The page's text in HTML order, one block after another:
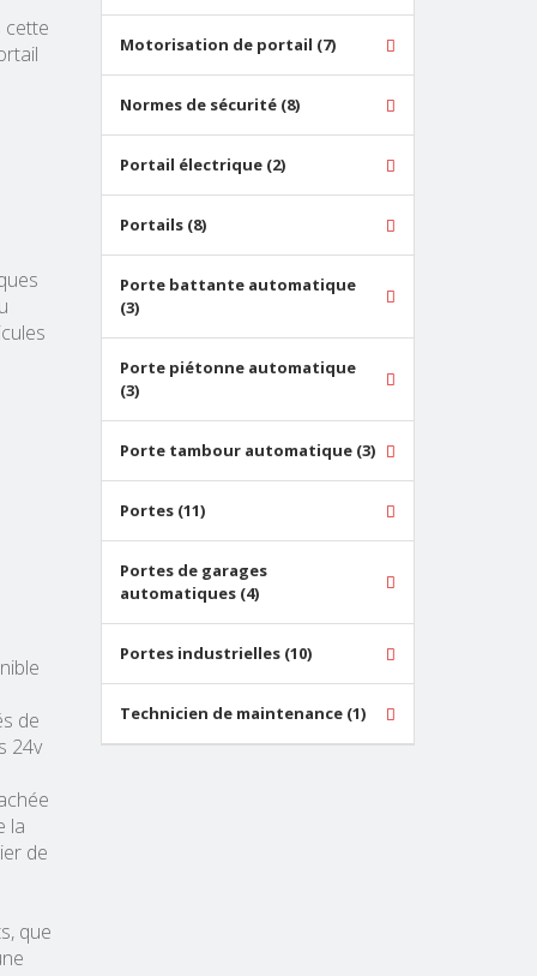
cette
de
24v
la
de
que
Motorisation de portail (7)
Normes de sécurité (8)
Portail électrique (2)
Portails (8)
Porte battante automatique
(3)
Porte piétonne automatique
(3)
Porte tambour automatique (3)
Portes (11)
Portes de garages
automatiques (4)
Portes industrielles (10)
Technicien de maintenance (1)